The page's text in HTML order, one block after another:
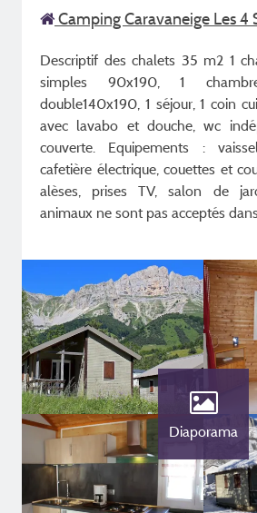
Camping Caravaneige Les 4
Descriptif des chalets 35 m2 1
simples 90x190, 1
double140x190, 1 séjour, 1 coin
avec lavabo et douche, wc
couverte. Equipements :
cafetière électrique, couettes et
alèses, prises TV, salon de
animaux ne sont pas acceptés
Diaporama